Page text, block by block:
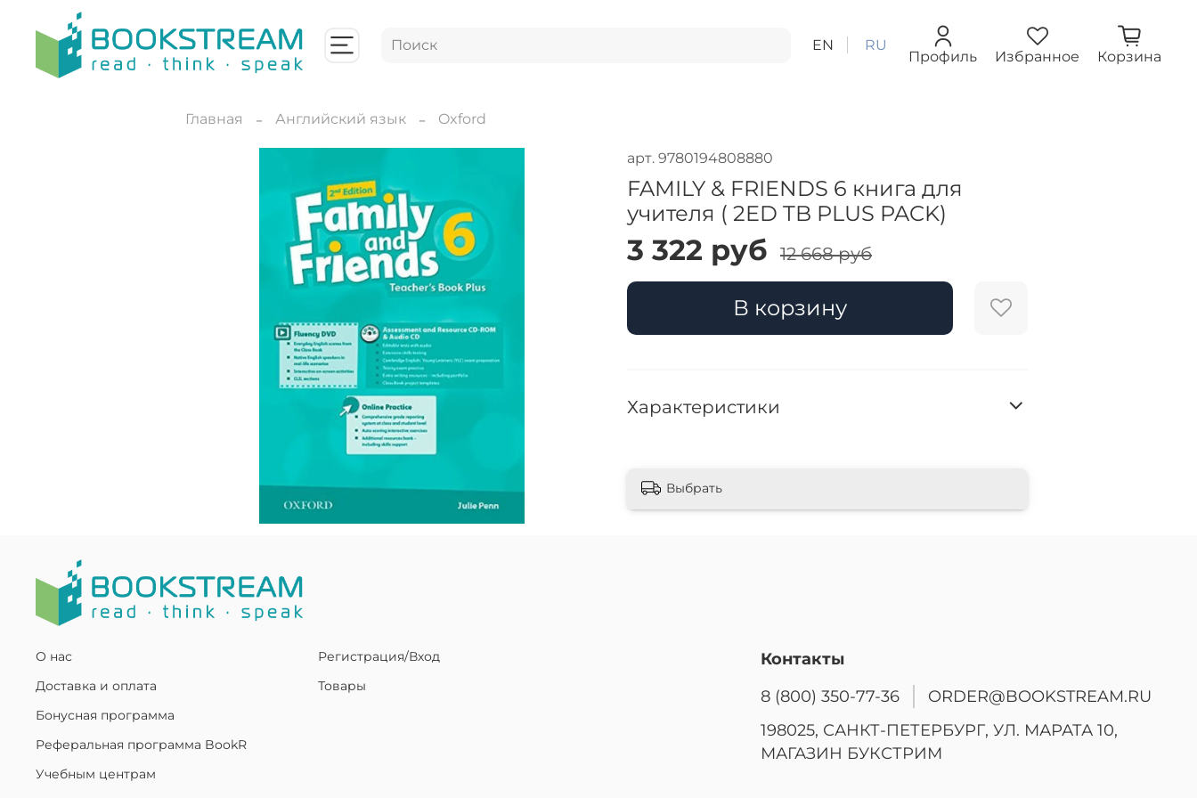
EN RU
Профиль Избранное Корзина
Главная Английский язык Oxford
арт. 9780194808880
FAMILY & FRIENDS 6 книга для
учителя ( 2ED TB PLUS PACK)
3 322 руб 12 668 руб
В корзину
Характеристики
Выбрать
О нас
Доставка и оплата
Бонусная программа
Реферальная программа BookR
Учебным центрам
Регистрация/Вход
Товары
Контакты
8 (800) 350-77-36
ORDER@BOOKSTREAM.RU
198025, САНКТ-ПЕТЕРБУРГ, УЛ. МАРАТА 10,
МАГАЗИН БУКСТРИМ